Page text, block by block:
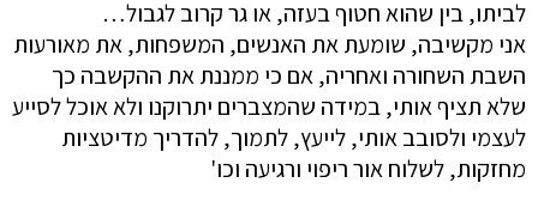
לביתו, בין שהוא חטוף בעזה, או גר קרוב לגבול…
אני מקשיבה, שומעת את האנשים, המשפחות, את מאורעות
השבת השחורה ואחריה, אם כי ממננת את ההקשבה כך
שלא תציף אותי, במידה שהמצברים יתרוקנו ולא אוכל לסייע
לעצמי ולסובב אותי, לייעץ, לתמוך, להדריך מדיטציות
מחזקות, לשלוח אור ריפוי ורגיעה וכו'